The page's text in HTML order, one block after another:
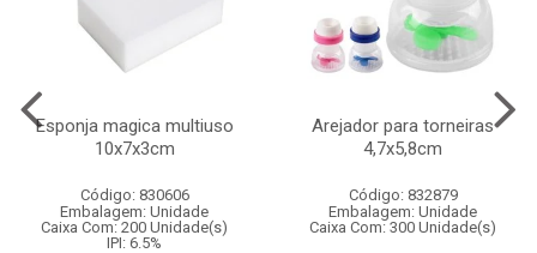
Esponja magica multiuso
10x7x3cm
Código: 830606
Embalagem: Unidade
Caixa Com: 200 Unidade(s)
IPI: 6.5%
Arejador para torneiras
4,7x5,8cm
Código: 832879
Embalagem: Unidade
Caixa Com: 300 Unidade(s)